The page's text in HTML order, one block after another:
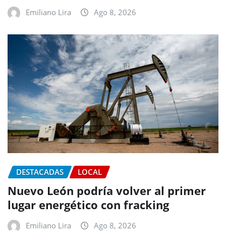
Emiliano Lira Ago 8, 2026
DESTACADAS LOCAL
Nuevo León podría volver al primer
lugar energético con fracking
Emiliano Lira Ago 8, 2026